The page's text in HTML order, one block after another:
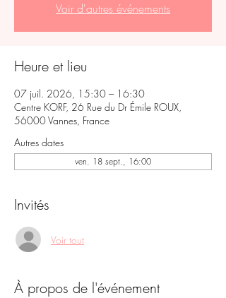
Voir d'autres événements
Heure et lieu
07 juil. 2026, 15:30 – 16:30
Centre KORF, 26 Rue du Dr Émile ROUX,
56000 Vannes, France
Autres dates
ven. 18 sept., 16:00
Invités
Voir tout
À propos de l'événement